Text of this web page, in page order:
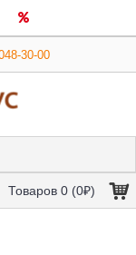
30-00
Товаров 0 (0₽)